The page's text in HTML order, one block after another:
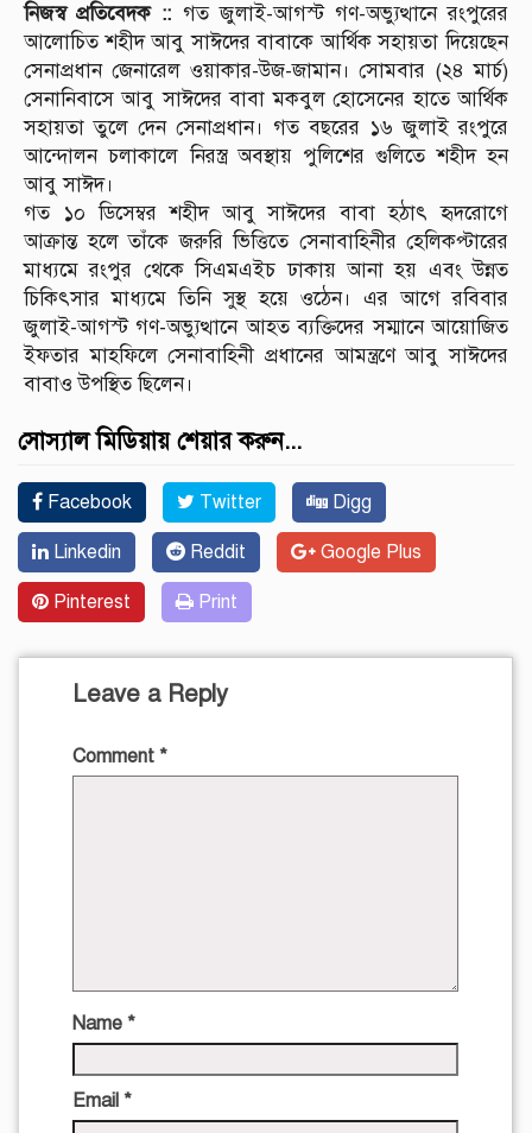
নিজস্ব প্রতিবেদক :: গত জুলাই-আগস্ট গণ-অভ্যুত্থানে রংপুরের
আলোচিত শহীদ আবু সাঈদের বাবাকে আর্থিক সহায়তা দিয়েছেন
সেনাপ্রধান জেনারেল ওয়াকার-উজ-জামান। সোমবার (২৪ মার্চ)
সেনানিবাসে আবু সাঈদের বাবা মকবুল হোসেনের হাতে আর্থিক
সহায়তা তুলে দেন সেনাপ্রধান। গত বছরের ১৬ জুলাই রংপুরে
আন্দোলন চলাকালে নিরস্ত্র অবস্থায় পুলিশের গুলিতে শহীদ হন
আবু সাঈদ।
গত ১০ ডিসেম্বর শহীদ আবু সাঈদের বাবা হঠাৎ হৃদরোগে
আক্রান্ত হলে তাঁকে জরুরি ভিত্তিতে সেনাবাহিনীর হেলিকপ্টারের
মাধ্যমে রংপুর থেকে সিএমএইচ ঢাকায় আনা হয় এবং উন্নত
চিকিৎসার মাধ্যমে তিনি সুস্থ হয়ে ওঠেন। এর আগে রবিবার
জুলাই-আগস্ট গণ-অভ্যুত্থানে আহত ব্যক্তিদের সম্মানে আয়োজিত
ইফতার মাহফিলে সেনাবাহিনী প্রধানের আমন্ত্রণে আবু সাঈদের
বাবাও উপস্থিত ছিলেন।
সোস্যাল মিডিয়ায় শেয়ার করুন...
Facebook Twitter Digg
Linkedin Reddit Google Plus
Pinterest Print
Leave a Reply
Comment *
Name *
Email *